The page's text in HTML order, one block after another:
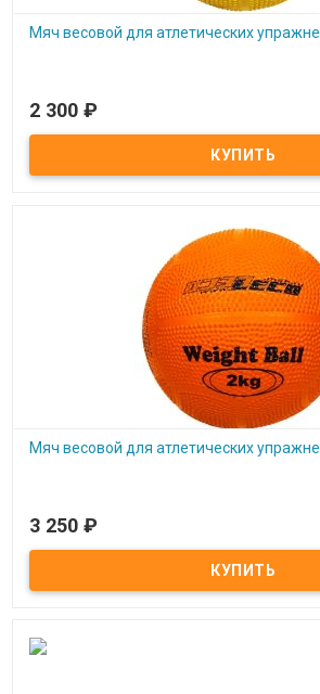
Мяч весовой для атлетических
Под заказ
Мяч весовой для атлетических упражнений
2 300 ₽
Мяч весовой для атлетических
Под заказ
Мяч весовой для атлетических упражнений
3 250 ₽